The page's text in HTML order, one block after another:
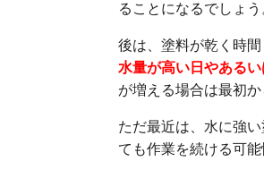
ることになるでしょう
後は、塗料が乾く時
水量が高い日やある
が増える場合は最初
ただ最近は、水に強
ても作業を続ける可能